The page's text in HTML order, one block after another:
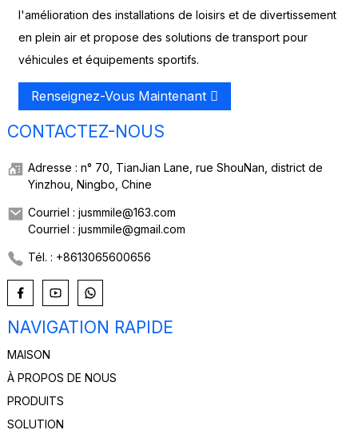
l'amélioration des installations de loisirs et de divertissement
en plein air et propose des solutions de transport pour
véhicules et équipements sportifs.
Renseignez-Vous Maintenant
CONTACTEZ-NOUS
Adresse : n° 70, TianJian Lane, rue ShouNan, district de
Yinzhou, Ningbo, Chine
Courriel : jusmmile@163.com
Courriel : jusmmile@gmail.com
Tél. : +8613065600656
NAVIGATION RAPIDE
MAISON
À PROPOS DE NOUS
PRODUITS
SOLUTION